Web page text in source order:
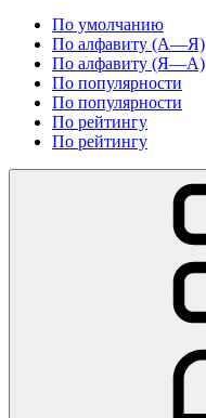
По умолчанию
По алфавиту (А—Я)
По алфавиту (Я—А)
По популярности
По популярности
По рейтингу
По рейтингу